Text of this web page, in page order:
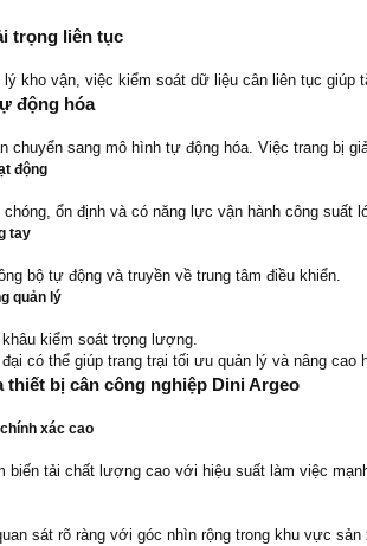
trọng liên tục
kho vận, việc kiểm soát dữ liệu cân liên tục giúp
động hóa
chuyển sang mô hình tự động hóa. Việc trang bị
động
ổn định và có năng lực vận hành công suất
tay
bộ tự động và truyền về trung tâm điều khiển.
quản lý
kiểm soát trọng lượng.
có thể giúp trang trại tối ưu quản lý và nâng
thiết bị cân công nghiệp Dini Argeo
xác cao
biến tải chất lượng cao với hiệu suất làm việc
sát rõ ràng với góc nhìn rộng trong khu vực sản